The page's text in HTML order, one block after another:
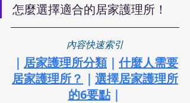
怎麼選擇適合的居家護理所！
內容快速索引
｜ 居家護理所分類｜什麼人需要
居家護理所？ ｜ 選擇居家護理所
的6要點｜